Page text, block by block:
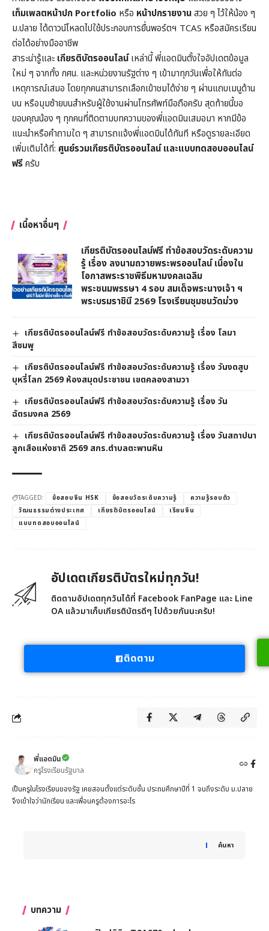
เท็มเพลตหน้าปก Portfolio หรือ หน้าปกรายงานสวย ๆ ไว้ให้น้อง ๆ
ม.ปลาย ได้ดาวน์โหลดไปใช้ประกอบการยื่นพอร์ตฯ TCAS หรือสมัครเรียน
ต่อได้อย่างมืออาชีพ
สาระน่ารู้และ เกียรติบัตรออนไลน์เหล่านี้ พี่แอดมินตั้งใจอัปเดตข้อมูล
ใหม่ ๆ จากทั้ง กศน. และหน่วยงานรัฐต่าง ๆ เข้ามาทุกวันเพื่อให้ทันต่อ
เหตุการณ์เสมอ โดยทุกคนสามารถเลือกเข้าชมได้ง่าย ๆ ผ่านแถบเมนูด้าน
บน หรือมุมซ้ายบนสำหรับผู้ใช้งานผ่านโทรศัพท์มือถือครับ สุดท้ายนี้ขอ
ขอบคุณน้อง ๆ ทุกคนที่ติดตามบทความของพี่แอดมินเสมอมา หากมีข้อ
แนะนำหรือคำถามใด ๆ สามารถแจ้งพี่แอดมินได้ทันที หรือดูรายละเอียด
เพิ่มเติมได้ที่: ศูนย์รวมเกียรติบัตรออนไลน์ และแบบทดสอบออนไลน์
ฟรีครับ
เนื้อหาอื่นๆ
เกียรติบัตรออนไลน์ฟรี ทำข้อสอบวัดระดับความ
รู้ เรื่อง ลงนามถวายพระพรออนไลน์ เนื่องใน
โอกาสพระราชพิธีมหามงคลเฉลิม
พระชนมพรรษา 4 รอบ สมเด็จพระนางเจ้า ฯ
พระบรมราชินี 2569 โรงเรียนชุมชนวัดม่วง
เกียรติบัตรออนไลน์ฟรี ทำข้อสอบวัดระดับความรู้ เรื่อง โลมา
สีชมพู
เกียรติบัตรออนไลน์ฟรี ทำข้อสอบวัดระดับความรู้ เรื่อง วันงดสูบ
บุหรี่โลก 2569 ห้องสมุดประชาชน เขตคลองสามวา
เกียรติบัตรออนไลน์ฟรี ทำข้อสอบวัดระดับความรู้ เรื่อง วัน
ฉัตรมงคล 2569
เกียรติบัตรออนไลน์ฟรี ทำข้อสอบวัดระดับความรู้ เรื่อง วันสถาปนา
ลูกเสือแห่งชาติ 2569 สกร.ตำบลตะพานหิน
TAGGED: ข้อสอบจีน HSK ข้อสอบวัดระดับความรู้
ความรู้รอบตัว
วัฒนธรรมต่างประเทศ
เกียรติบัตรออนไลน์
เรียนจีน
แบบทดสอบออนไลน์
อัปเดตเกียรติบัตรใหม่ทุกวัน!
ติดตามอัปเดตทุกวันได้ที่ Facebook FanPage และ Line
OA แล้วมาเก็บเกียรติบัตรดีๆ ไปด้วยกันนะครับ!
ติดตาม
พี่แอดมิน
ครูโรงเรียนรัฐบาล
เป็นครูในโรงเรียนของรัฐ เคยสอนตั้งแต่ระดับชั้น ประถมศึกษาปีที่ 1 จนถึงระดับ ม.ปลาย
จึงเข้าใจว่านักเรียน และเพื่อนครูต้องการอะไร
ค้นหา
When autocomplete results are available use up and
บทความ